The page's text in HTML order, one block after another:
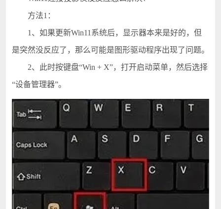
方法1：
1、如果更新Win11系统后，显示器本来是好的，但
是突然没反应了，那么可能是图形驱动程序出现了问题。
2、此时按键盘“Win + X”，打开启动菜单，然后选择
“设备管理器”。